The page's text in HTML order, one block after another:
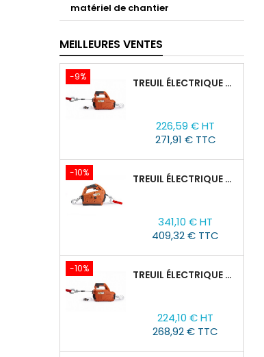
matériel de chantier
MEILLEURES VENTES
-9% TREUIL ÉLECTRIQUE PORTABLE AVEC TÉLÉCOMMANDE TOR SQ-02-450KG/4.6M
base
226,59 € HT
271,91 € TTC
-10% TREUIL ÉLECTRIQUE PORTABLE À BATTERIE TOR SQ-05-450KG/4.6M
base
341,10 € HT
409,32 € TTC
-10% TREUIL ÉLECTRIQUE PORTABLE AVEC TÉLÉCOMMANDE TOR SQ-04-250KG/8M
base
224,10 € HT
268,92 € TTC